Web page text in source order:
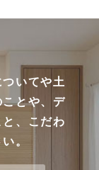
いてや土
とや、デ
、こだわ
。